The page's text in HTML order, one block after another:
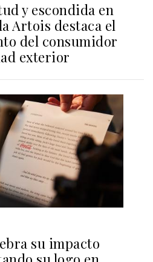
y escondida en
Artois destaca el
del consumidor
exterior
su impacto